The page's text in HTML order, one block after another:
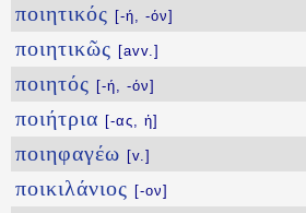
ποιητικός [-ή, -όν]
ποιητικῶς [avv.]
ποιητός [-ή, -όν]
ποιήτρια [-ας, ἡ]
ποιηφαγέω [v.]
ποικιλάνιος [-ον]